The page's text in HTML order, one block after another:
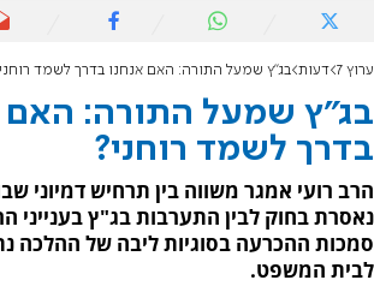
ערוץ 7 דעות בג"ץ שמעל התורה: האם אנחנו בדרך לשמד
בג"ץ שמעל התורה: האם
בדרך לשמד רוחני?
הרב רועי אמגר משווה בין תרחיש דמיוני
נאסרת בחוק לבין התערבות בג"ץ בענייני
סמכות ההכרעה בסוגיות ליבה של ההלכה
לבית המשפט.